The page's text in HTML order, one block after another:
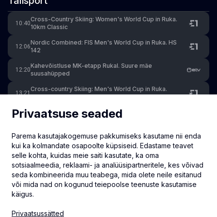
10:40
Cross-Country Skiing: Women's World Cup in Ruka.
10km Classic
12:06
Nordic Combined: FIS Men's World Cup in Ruka. HS
142
12:20
Kahevõistluse MK-etapp Rukal. Suure mäe
suusahüpped
13:21
Cross-country Skiing: Men's World Cup in Ruka.
10km Classic
15:46
Nordic Combined: FIS Men's World Cup in Ruka.
7,5km Compact
15:55Kahevõistluse MK-etapp Rukal. Murdmaasõit 7,5 km
18:01Ski Jumping World Cup in Ruka (M). HS 142
Privaatsuse seaded
Parema kasutajakogemuse pakkumiseks kasutame nii enda
kui ka kolmandate osapoolte küpsiseid. Edastame teavet
selle kohta, kuidas meie saiti kasutate, ka oma
sotsiaalmeedia, reklaami- ja analüüsipartneritele, kes võivad
seda kombineerida muu teabega, mida olete neile esitanud
või mida nad on kogunud teiepoolse teenuste kasutamise
käigus.
Privaatsussätted